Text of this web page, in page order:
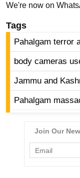
स
क्षा
B
a
k
We're now on
Tags
Pahalgam terror
body cameras
Jammu and
Pahalgam